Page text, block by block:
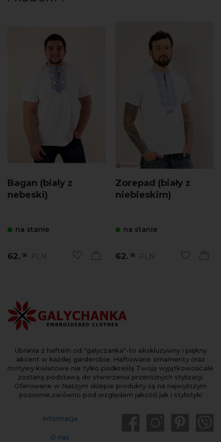
Bagan (bialy z
nebeski)
na stanie
62. 16 PLN
Zorepad (biały z
niebieskim)
na stanie
62. 16 PLN
Ubrania z haftem od "galyczanka"-to ekskluzywny i piękny
akcent w każdej garderobie. Haftowane ornamenty oraz
motywy kwiatowe nie tylko podkreślą Twoją wyjątkowość,ale
zostaną podstawą do stworzenia przeróżnych stylizacji.
Oferowane w Naszym sklepie produkty są na najwyższym
poziomie,zarówno pod względem jakośći jak i stylistyki
Informacja
O nas